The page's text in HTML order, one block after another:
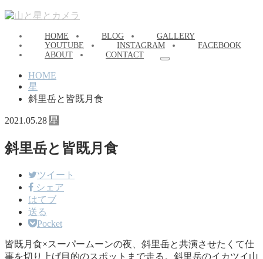
HOME BLOG
GALLERY
YOUTUBE
INSTAGRAM
FACEBOOK
ABOUT
CONTACT
HOME
星
斜里岳と皆既月食
2021.05.28 星
斜里岳と皆既月食
ツイート
シェア
はてブ
送る
Pocket
皆既月食×スーパームーンの夜、斜里岳と共演させたくて仕
事を切り上げ目的のスポットまで走る。斜里岳のイカツイ山